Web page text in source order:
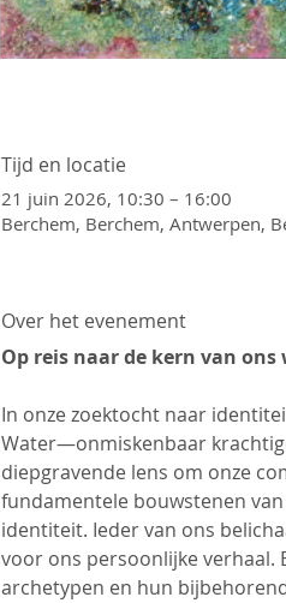
Tijd en locatie
21 juin 2026, 10:30 – 16:00
Berchem, Berchem, Antwerpen,
Over het evenement
Op reis naar de kern van ons
In onze zoektocht naar
Water—onmiskenbaar
diepgravende lens om onze
fundamentele bouwstenen
identiteit. Ieder van ons
voor ons persoonlijke verhaal.
archetypen en hun